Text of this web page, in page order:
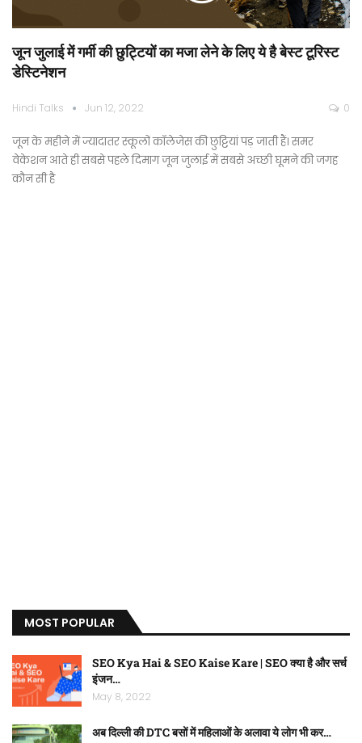
जून जुलाई में गर्मी की छुट्टियों का मजा लेने के लिए ये है बेस्ट टूरिस्ट
डेस्टिनेशन
Hindi Talks Jun 12, 2022 0
जून के महीने में ज्यादातर स्कूलों कॉलेजेस की छुट्टियां पड़ जाती हैं। समर
वेकेशन आते ही सबसे पहले दिमाग जून जुलाई में सबसे अच्छी घूमने की जगह
कौन सी है
MOST POPULAR
SEO Kya Hai & SEO Kaise Kare | SEO क्या है और सर्च
इंजन…
May 8, 2022
अब दिल्ली की DTC बसों में महिलाओं के अलावा ये लोग भी कर…